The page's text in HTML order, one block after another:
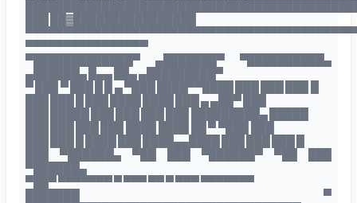
███ ██▓████████████████
▀▀▀▀▀▀▀▀▀▀▀▀▀▀▀▀
▀█████████████▀ ▄███████▀ ▀██████████▄
▄██████▄ █▄▄ ██▄ ▄█████████▀
▀ ███ ▀ ███ █ █ ▄ ▀███ ████▀▀████ ███ ███ ███ █
███ ███ █ ███ ████ ████ ███ ▄ ▄██▀ ███
███ █████ ███ ███ ███ ███ █████████▄ █████
███ ███ ███ ███ ████ ████ ██ ▀ ▀███ ███
███ ███ █ ████ ███ ████▄▄████ ███ ███ ███ █
███ ▀██████▄ ▀██ ███ ▀██████▀ ▀██ ███
▀██████▄
▀██▀ ▀▀▀▀▀▀▀ ▀ ▀▀▀ ▀▀ ▀ ▀▀▀ ▀▀▀▀▀▀▀
███████ ▀